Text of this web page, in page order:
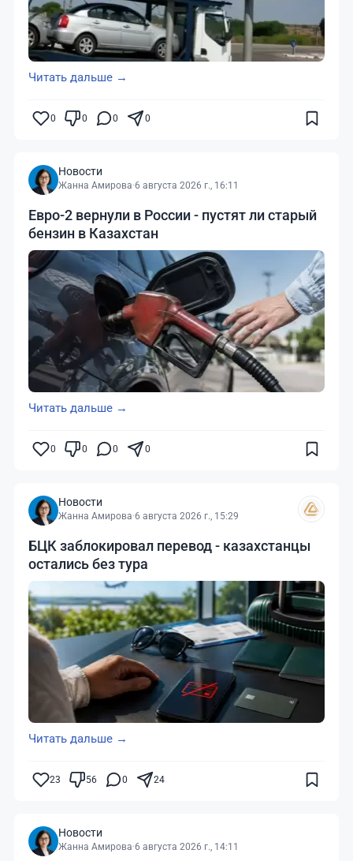
Читать дальше →
0 0 0 0
Новости
Жанна Амирова·6 августа 2026 г., 16:11
Евро-2 вернули в России - пустят ли старый
бензин в Казахстан
Читать дальше →
0 0 0 0
Новости
Жанна Амирова·6 августа 2026 г., 15:29
БЦК заблокировал перевод - казахстанцы
остались без тура
Читать дальше →
23 56 0 24
Новости
Жанна Амирова·6 августа 2026 г., 14:11